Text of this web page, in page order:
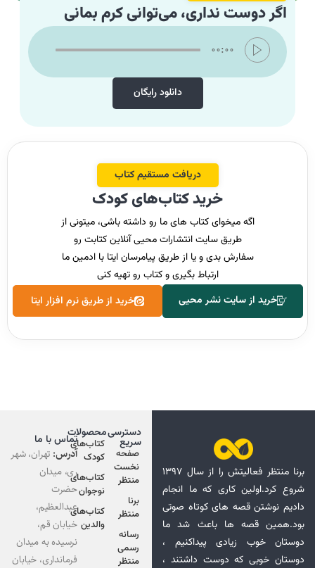
اگر دوست نداری، می‌توانی کرم بمانی
00:00
دانلود رایگان
دریافت مستقیم کتاب‌
خرید کتاب‌های کودک
اگه میخوای کتاب های ما رو داشته باشی، میتونی از
طریق سایت انتشارات محیی آنلاین کتابت رو
سفارش بدی و یا از طریق پیامرسان ایتا با ادمین ما
ارتباط بگیری و کتاب رو تهیه کنی
خرید از سایت نشر محیی
خرید از طریق نرم افزار ایتا
برنا منتظر فعالیتش را از سال ۱۳۹۷
شروع کرد.اولین کاری که ما انجام
دادیم نوشتن قصه های کوتاه صوتی
بود.همین قصه ها باعث شد ما
دوستان خوب زیادی پیداکنیم ،
دوستان خوبی که دوست داشتند ،
دسترسی
سریع
صفحه
نخست
منتظر
برنا
منتظر
رسانه
رسمی
منتظر
محصولات
کتاب‌های
کودک
کتاب‌های
نوجوان
کتاب‌های
والدین
تماس با ما
آدرس: تهران، شهر
ری، میدان
حضرت
عبدالعظیم،
خیابان قم،
نرسیده به میدان
فرمانداری، خیابان